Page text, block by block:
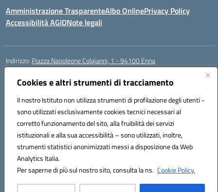
Cookies e altri strumenti di tracciamento
Il nostro Istituto non utilizza strumenti di profilazione degli utenti -
sono utilizzati esclusivamente cookies tecnici necessari al
corretto funzionamento del sito, alla fruibilità dei servizi
istituzionali e alla sua accessibilità – sono utilizzati, inoltre,
strumenti statistici anonimizzati messi a disposizione da Web
Analytics Italia.
Per saperne di più sul nostro sito, consulta la ns. Cookie Policy.
Amministrazione TrasparenteAlbo OnlinePrivacy Policy
Accessibilità AGIDNote legali
Indirizzo: Piazza Napoleone Colajanni, 1 - 94100 Enna
Centralino:
Posta elettronica certificata (PEC):enic81500a@pec.istruzione.it
Codice fiscale: 91049500860
Codice meccanografico:enic81500a
Codice Indice delle Pubbliche Amministrazioni (IPA): istsc_enic81500a
Codice unico di fatturazione (CUF): UFIB1Z
Hosting & Powered by 3D Solution S.r.l.
Concept & Design by Designers Italia